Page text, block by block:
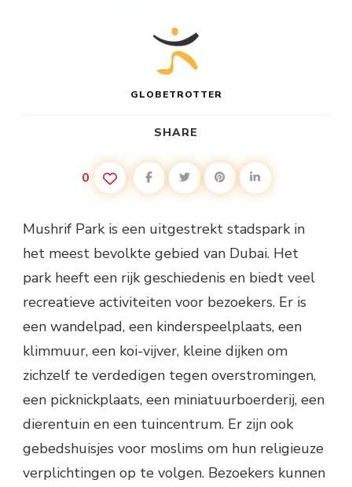
GLOBETROTTER
SHARE
0
Mushrif Park is een uitgestrekt stadspark in
het meest bevolkte gebied van Dubai. Het
park heeft een rijk geschiedenis en biedt veel
recreatieve activiteiten voor bezoekers. Er is
een wandelpad, een kinderspeelplaats, een
klimmuur, een koi-vijver, kleine dijken om
zichzelf te verdedigen tegen overstromingen,
een picknickplaats, een miniatuurboerderij, een
dierentuin en een tuincentrum. Er zijn ook
gebedshuisjes voor moslims om hun religieuze
verplichtingen op te volgen. Bezoekers kunnen